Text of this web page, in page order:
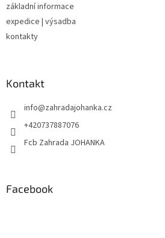
základní informace
expedice | výsadba
kontakty
Kontakt
info@zahradajohanka.cz
+420737887076
Fcb Zahrada JOHANKA
Facebook